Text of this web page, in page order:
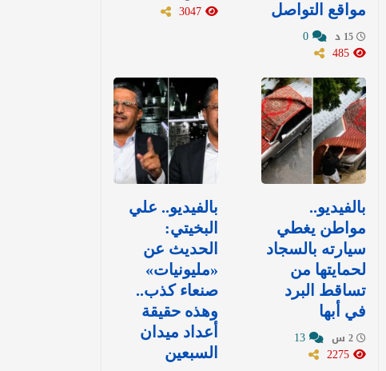
مواقع التواصل
بالفيديو..
مواطن يغطي
سيارته بالسجاد
لحمايتها من
تساقط البرد
في أبها
بالفيديو.. علي
البخيتي:
الحديث عن
«مليونيات»
صنعاء كذب..
وهذه حقيقة
أعداد ميدان
السبعين